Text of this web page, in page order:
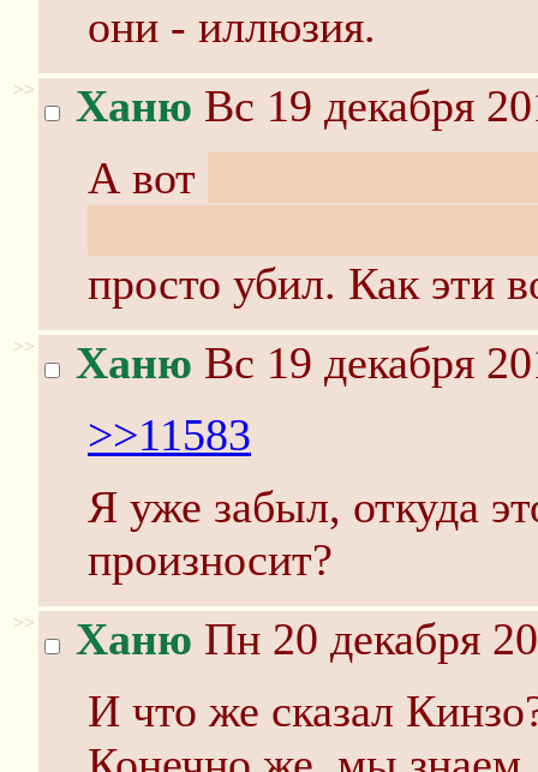
они - иллюзия.
>> Ханю Вс 19 декабря
А вот
просто убил. Как эти
>> Ханю Вс 19 декабря
>>11583
Я уже забыл, откуда
произносит?
>> Ханю Пн 20 декабря
И что же сказал